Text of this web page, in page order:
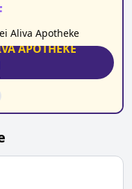
Aliva Apotheke
APOTHEKE